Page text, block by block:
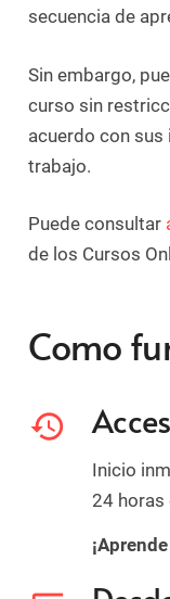
secuencia de
Sin embargo,
curso sin
acuerdo con
trabajo.
Puede consultar
de los Cursos
Como
history
Inicio
24 horas